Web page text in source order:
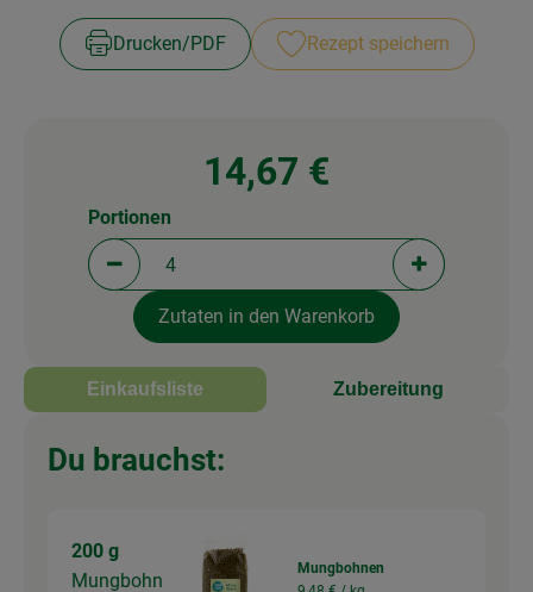
Drucken​/​PDF Rezept speichern
14,67 €
Portionen verringern (aktuell 4 Portionen
Portionen
Portionen
Zutaten in den Warenkorb
Einkaufsliste Zubereitung
Du brauchst:
200 g
Mungbohn
Mungbohnen